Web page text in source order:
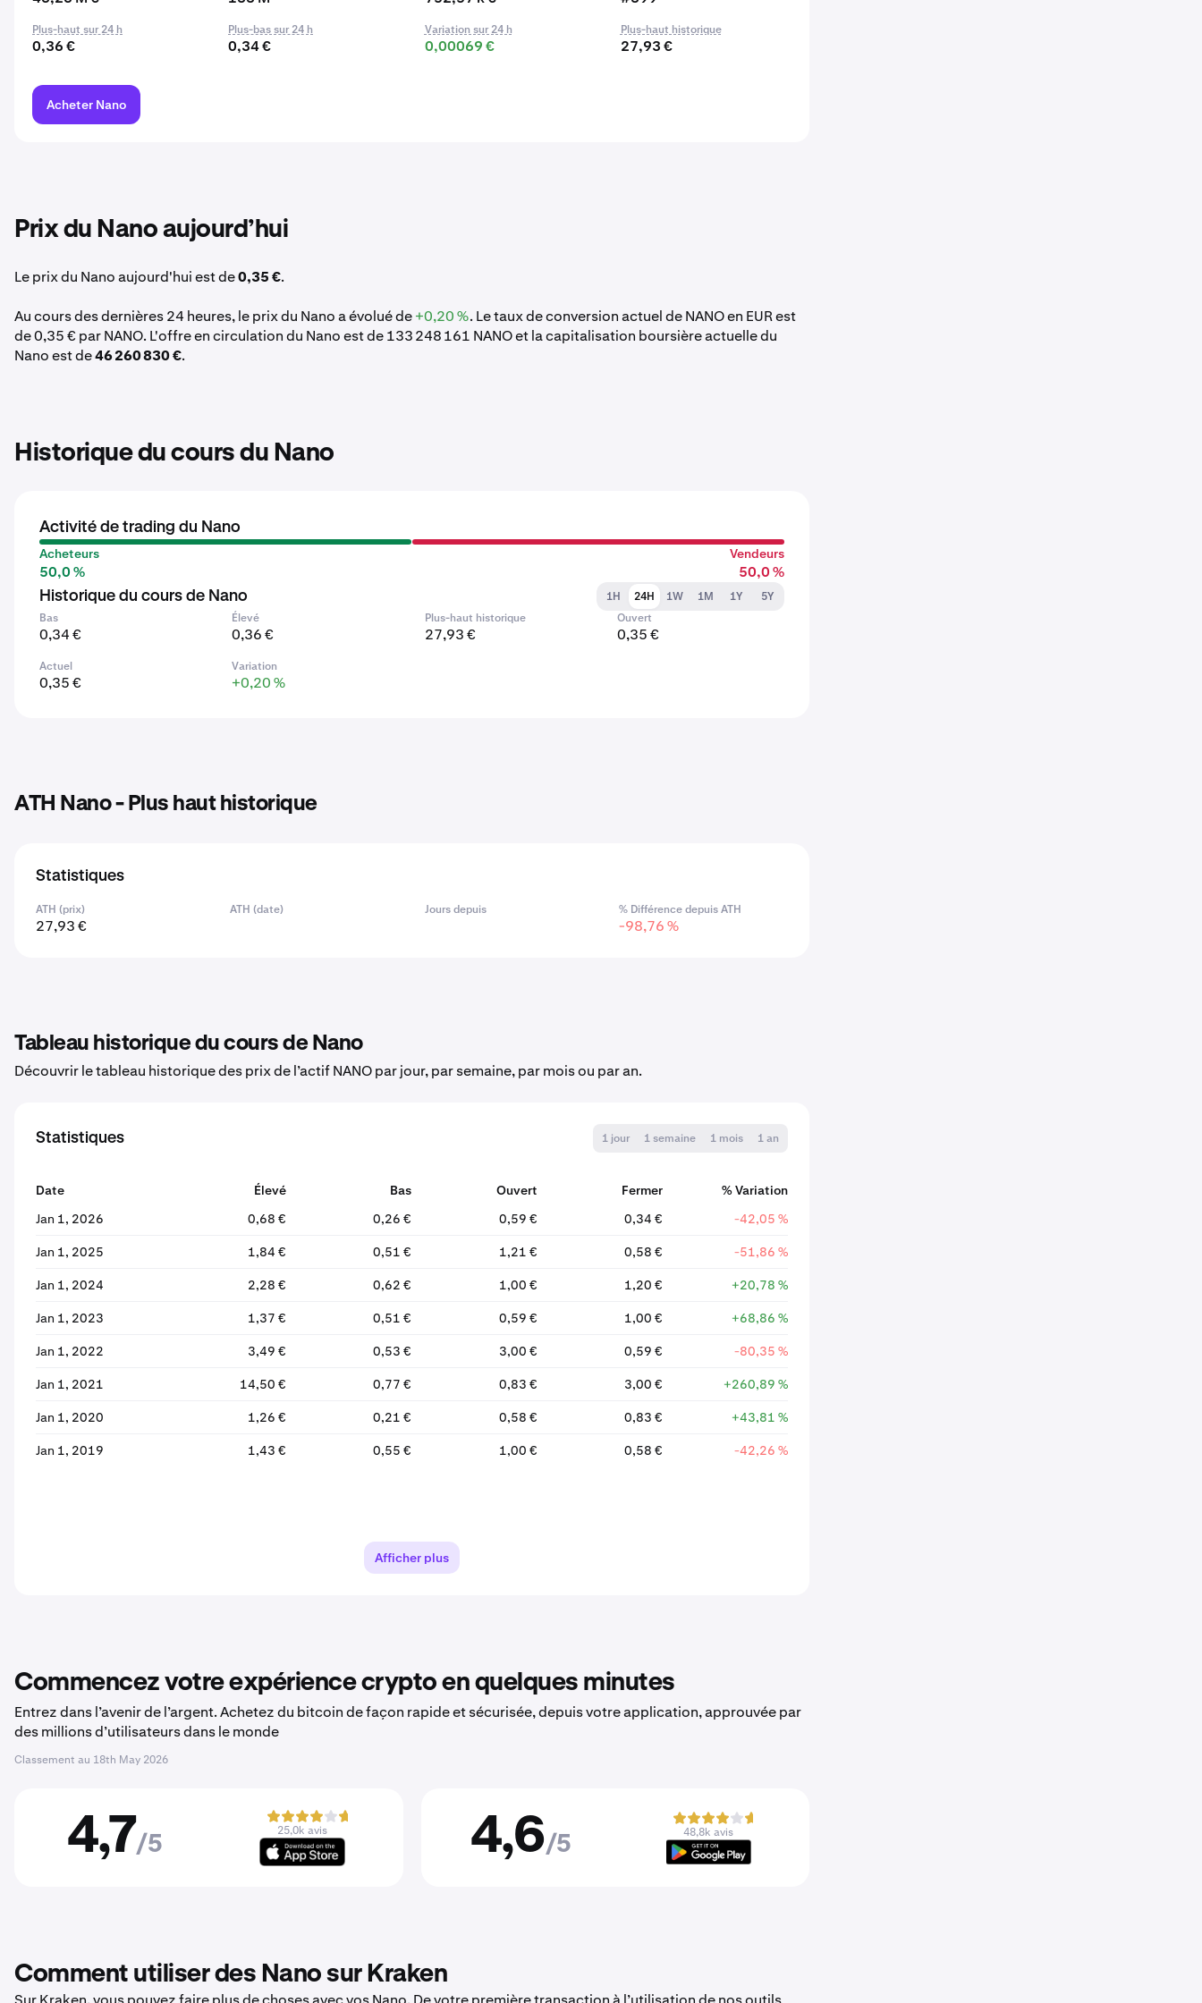
Plus-haut sur 24 h
0,36 €
Plus-bas sur 24 h
0,34 €
Variation sur 24 h
0,00069 €
Plus-haut historique
27,93 €
Acheter Nano
Prix du Nano aujourd’hui
Le prix du Nano aujourd'hui est de0,35 €.
Au cours des dernières 24 heures, le prix du Nano a évolué de+0,20 %. Le taux de conversion actuel de NANO en EUR est
de 0,35 € par NANO. L'offre en circulation du Nano est de 133 248 161 NANO et la capitalisation boursière actuelle du
Nano est de46 260 830 €.
Historique du cours du Nano
Activité de trading du Nano
Acheteurs
50,0 %
Vendeurs
50,0 %
Historique du cours de Nano 1H 24H 1W 1M 1Y
5Y
Bas
0,34 €
Élevé
0,36 €
Plus-haut historique
27,93 €
Ouvert
0,35 €
Actuel
0,35 €
Variation
+0,20 %
ATH Nano - Plus haut historique
Statistiques
ATH (prix)
27,93 €
ATH (date) Jours depuis % Différence depuis ATH
-98,76 %
Tableau historique du cours de Nano
Découvrir le tableau historique des prix de l’actif NANO par jour, par semaine, par mois ou par an.
Statistiques 1 jour 1 semaine 1 mois 1 an
Date Élevé Bas Ouvert Fermer
% Variation
Jan 1, 2026
0,68 € 0,26 € 0,59 € 0,34 € -42,05 %
Jan 1, 2025 1,84 € 0,51 € 1,21 € 0,58 € -51,86 %
Jan 1, 2024 2,28 € 0,62 € 1,00 € 1,20 € +20,78 %
Jan 1, 2023 1,37 € 0,51 € 0,59 € 1,00 € +68,86 %
Jan 1, 2022 3,49 € 0,53 € 3,00 € 0,59 € -80,35 %
Jan 1, 2021 14,50 € 0,77 € 0,83 € 3,00 € +260,89 %
Jan 1, 2020 1,26 € 0,21 € 0,58 € 0,83 € +43,81 %
Jan 1, 2019 1,43 € 0,55 € 1,00 € 0,58 € -42,26 %
Afficher plus
Commencez votre expérience crypto en quelques minutes
Entrez dans l’avenir de l’argent. Achetez du bitcoin de façon rapide et sécurisée, depuis votre application, approuvée par
des millions d’utilisateurs dans le monde
Classement au 18th May 2026
4,7/5
25,0k avis 4,6/5
48,8k avis
Comment utiliser des Nano sur Kraken